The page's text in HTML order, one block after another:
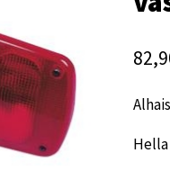
Hella